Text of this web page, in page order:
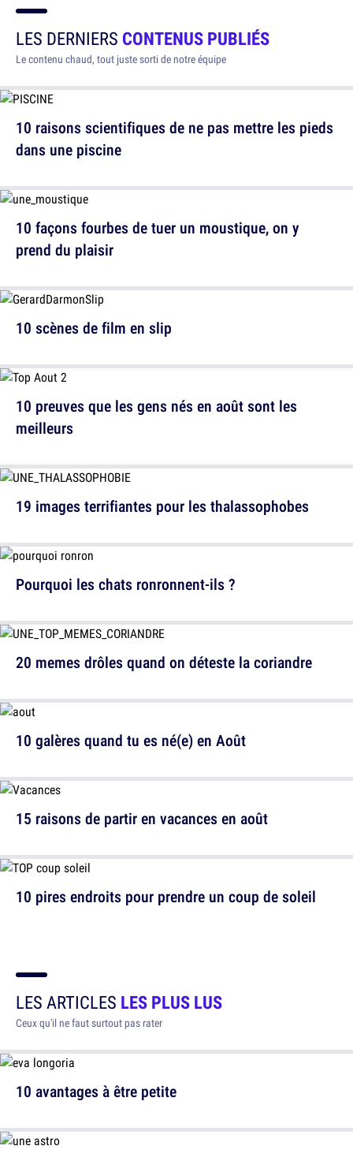
LES DERNIERS CONTENUS PUBLIÉS
Le contenu chaud, tout juste sorti de notre équipe
10 raisons scientifiques de ne pas mettre les pieds
dans une piscine
10 scènes de film en slip
19 images terrifiantes pour les thalassophobes
20 memes drôles quand on déteste la coriandre
15 raisons de partir en vacances en août
10 façons fourbes de tuer un moustique, on y
prend du plaisir
10 preuves que les gens nés en août sont les
meilleurs
Pourquoi les chats ronronnent-ils ?
10 galères quand tu es né(e) en Août
10 pires endroits pour prendre un coup de soleil
LES ARTICLES LES PLUS LUS
Ceux qu'il ne faut surtout pas rater
10 avantages à être petite